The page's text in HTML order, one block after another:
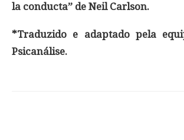
la conducta” de Neil Carlson.
*Traduzido e adaptado pela
Psicanálise.